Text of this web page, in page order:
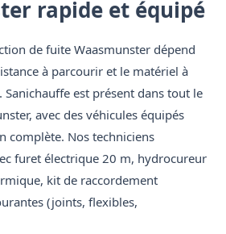
rapide et équipé
de fuite Waasmunster dépend
à parcourir et le matériel à
est présent dans tout le
avec des véhicules équipés
complète. Nos techniciens
furet électrique 20 m, hydrocureur
kit de raccordement
(joints, flexibles,